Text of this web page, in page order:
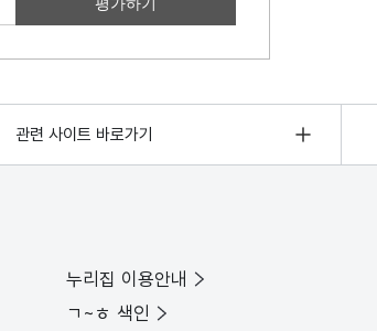
관련 사이트 바로가기
누리집 이용안내
ㄱ~ㅎ 색인